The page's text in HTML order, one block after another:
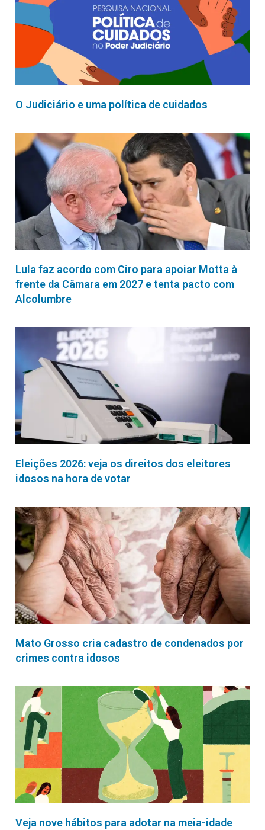
O Judiciário e uma política de cuidados
Lula faz acordo com Ciro para apoiar Motta à
frente da Câmara em 2027 e tenta pacto com
Alcolumbre
Eleições 2026: veja os direitos dos eleitores
idosos na hora de votar
Mato Grosso cria cadastro de condenados por
crimes contra idosos
Veja nove hábitos para adotar na meia-idade